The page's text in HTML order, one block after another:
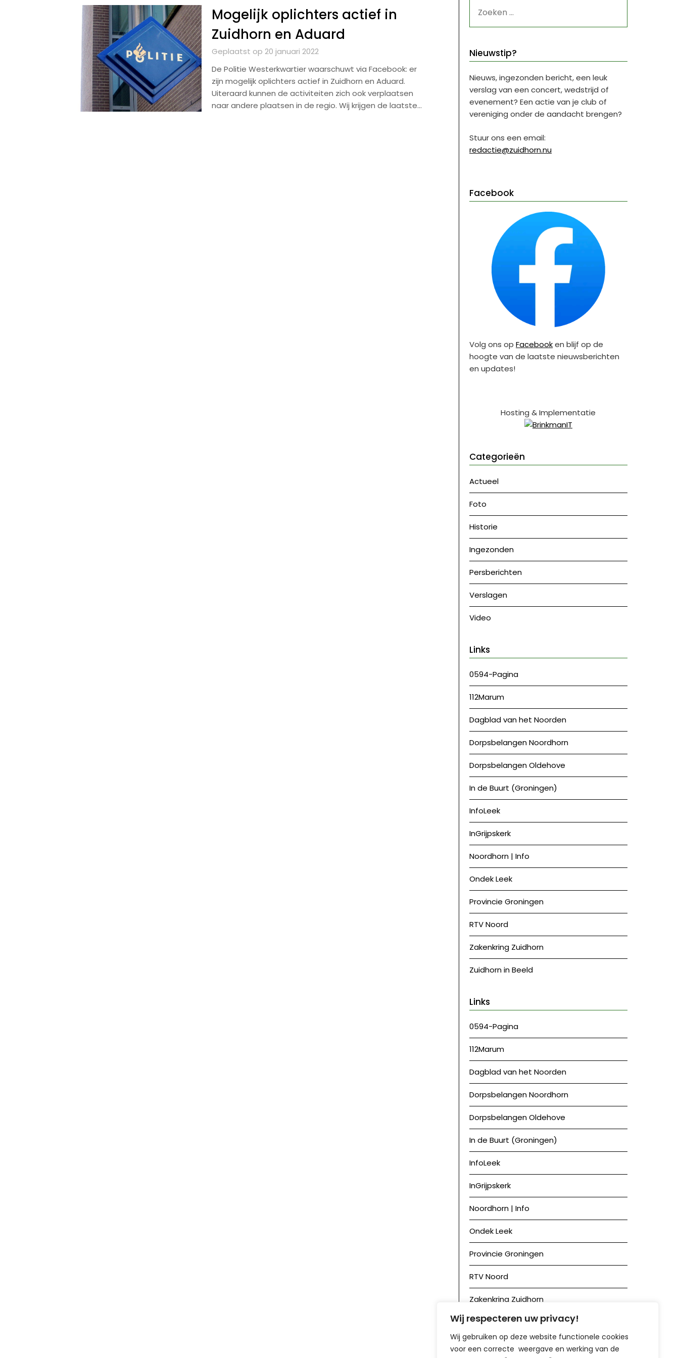
Wij respecteren uw privacy!
Wij gebruiken op deze website functionele cookies
voor een correcte weergave en werking van de
Mogelijk oplichters actief in
Zuidhorn en Aduard
Geplaatst op 20 januari 2022
De Politie Westerkwartier waarschuwt via Facebook: er
zijn mogelijk oplichters actief in Zuidhorn en Aduard.
Uiteraard kunnen de activiteiten zich ook verplaatsen
naar andere plaatsen in de regio. Wij krijgen de laatste…
NAAR:
Nieuwstip?
Nieuws, ingezonden bericht, een leuk
verslag van een concert, wedstrijd of
evenement? Een actie van je club of
vereniging onder de aandacht brengen?
Stuur ons een email:
redactie@zuidhorn.nu
Facebook
Volg ons op Facebooken blijf op de
hoogte van de laatste nieuwsberichten
en updates!
Hosting & Implementatie
Categorieën
Actueel
Foto
Historie
Ingezonden
Persberichten
Verslagen
Video
Links
0594-Pagina
112Marum
Dagblad van het Noorden
Dorpsbelangen Noordhorn
Dorpsbelangen Oldehove
In de Buurt (Groningen)
InfoLeek
InGrijpskerk
Noordhorn | Info
Ondek Leek
Provincie Groningen
RTV Noord
Zakenkring Zuidhorn
Zuidhorn in Beeld
Links
0594-Pagina
112Marum
Dagblad van het Noorden
Dorpsbelangen Noordhorn
Dorpsbelangen Oldehove
In de Buurt (Groningen)
InfoLeek
InGrijpskerk
Noordhorn | Info
Ondek Leek
Provincie Groningen
RTV Noord
Zakenkring Zuidhorn
Zuidhorn in Beeld
Achief